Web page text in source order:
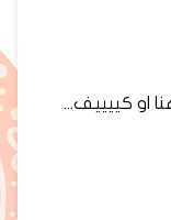
او كييييف...